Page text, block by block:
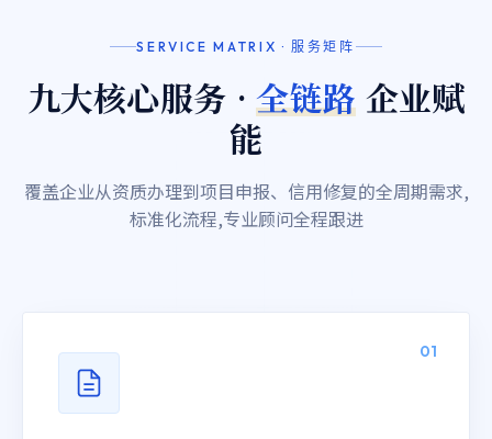
SERVICE MATRIX · 服务矩阵
九大核心服务 ·全链路 企业赋
能
覆盖企业从资质办理到项目申报、信用修复的全周期需求,
标准化流程,专业顾问全程跟进
01